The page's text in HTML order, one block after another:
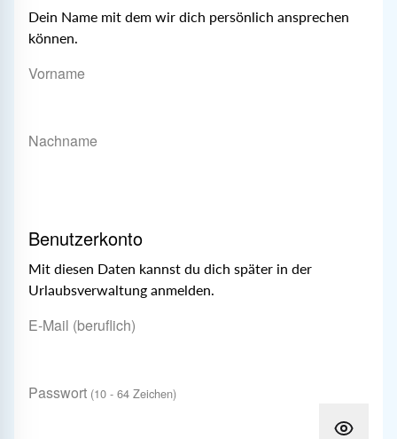
Dein Name mit dem wir dich persönlich ansprechen
können.
Vorname
Nachname
Benutzerkonto
Mit diesen Daten kannst du dich später in der
Urlaubsverwaltung anmelden.
E-Mail (beruflich)
Passwort (10 - 64 Zeichen)